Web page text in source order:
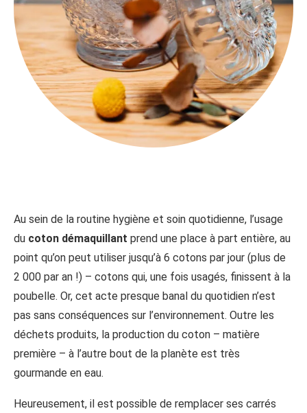
Au sein de la routine hygiène et soin quotidienne, l’usage
du coton démaquillant prend une place à part entière, au
point qu’on peut utiliser jusqu’à 6 cotons par jour (plus de
2 000 par an !) – cotons qui, une fois usagés, finissent à la
poubelle. Or, cet acte presque banal du quotidien n’est
pas sans conséquences sur l’environnement. Outre les
déchets produits, la production du coton – matière
première – à l’autre bout de la planète est très
gourmande en eau.
Heureusement, il est possible de remplacer ses carrés